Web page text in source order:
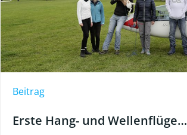
Beitrag
Erste Hang- und Wellenflüge…